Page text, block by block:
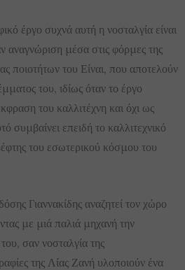
έργο συχνά αυτή η νοσταλγία είναι
αναγνώριση μέσα στις φόρμες της
ποιοτήτων του Είναι, που αποτελούν
του, ιδίως όταν το έργο
του καλλιτέχνη και όχι ως
συμβαίνει επειδή το καλλιτεχνικό
του εσωτερικού κόσμου του
Γιαννακίδης αναζητεί τον χώρο
με μιά παλιά μηχανή την
του, σαν νοσταλγία της
της Λίας Ζανή υλοποιούν ένα